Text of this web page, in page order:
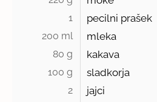
1 pecilni prašek
200 ml mleka
80 g kakava
100 g sladkorja
2 jajci